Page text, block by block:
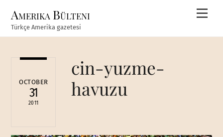
content
Amerika Bülteni
Türkçe Amerika gazetesi
OCTOBER
31
2011
cin-yuzme-
havuzu